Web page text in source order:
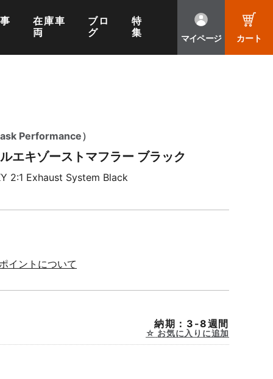
在庫車
両
ブロ
グ
特
集
マイページ カート
Performance）
エキゾーストマフラー ブラック
2:1 Exhaust System Black
イントについて
納期：3-8週間
お気に入りに追加